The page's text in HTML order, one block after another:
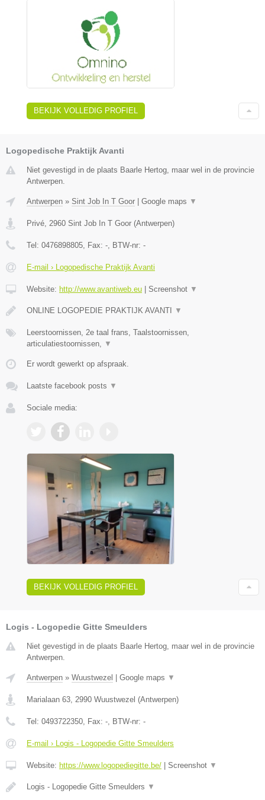
BEKIJK VOLLEDIG PROFIEL
Logopedische Praktijk Avanti
Niet gevestigd in de plaats Baarle Hertog, maar wel in de provincie
Antwerpen.
Antwerpen » Sint Job In T Goor Google maps ▼
Privé, 2960 Sint Job In T Goor (Antwerpen)
Tel: 0476898805, Fax: -, BTW-nr: -
E-mail › Logopedische Praktijk Avanti
Website: http://www.avantiweb.eu Screenshot ▼
ONLINE LOGOPEDIE PRAKTIJK AVANTI ▼
Leerstoornissen, 2e taal frans, Taalstoornissen,
articulatiestoornissen, ▼
Er wordt gewerkt op afspraak.
Laatste facebook posts ▼
Sociale media:
BEKIJK VOLLEDIG PROFIEL
Logis - Logopedie Gitte Smeulders
Niet gevestigd in de plaats Baarle Hertog, maar wel in de provincie
Antwerpen.
Antwerpen » Wuustwezel Google maps ▼
Marialaan 63 2990 Wuustwezel (Antwerpen)
Tel: 0493722350 , Fax: - , BTW-nr: -
E-mail › Logis - Logopedie Gitte Smeulders
Website: https://www.logopediegitte.be/ Screenshot ▼
Logis - Logopedie Gitte Smeulders ▼